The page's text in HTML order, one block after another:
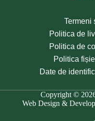
Termeni
Politica de
Politica de
Politica
Date de
Copyright ©
Web Design &